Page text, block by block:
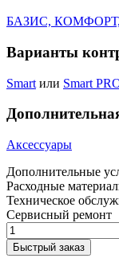
БАЗИС,
Варианты
Smart или Smart
Аксессуары
Дополнительные
Расходные
Техническое
Сервисный ремонт
Быстрый заказ